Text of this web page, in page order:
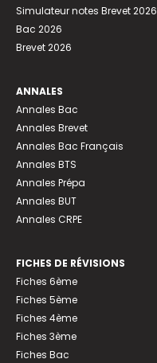
Simulateur notes Brevet 2026
Bac 2026
Brevet 2026
ANNALES
Annales Bac
Annales Brevet
Annales Bac Français
Annales BTS
Annales Prépa
Annales BUT
Annales CRPE
FICHES DE RÉVISIONS
Fiches 6ème
Fiches 5ème
Fiches 4ème
Fiches 3ème
Fiches Bac